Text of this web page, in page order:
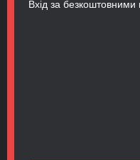
Вхід за безкоштовними